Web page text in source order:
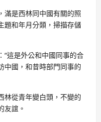
滿是西林同中國有關的照
題和年月分類，掃描存儲
“這是外公和中國同事的合
中國，和昔時部門同事的
林從青年變白頭，不變的
友誼。